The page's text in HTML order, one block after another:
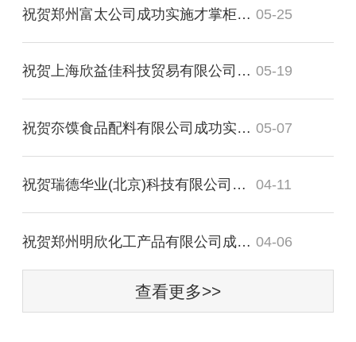
祝贺郑州富太公司成功实施才掌柜仓库管理软件！ 05-25
祝贺上海欣益佳科技贸易有限公司成功实施才掌柜仓库管理软件！ 05-19
祝贺夵馍食品配料有限公司成功实施才掌柜进销存管理软件！ 05-07
祝贺瑞德华业(北京)科技有限公司成功实施才掌柜库存管理软件！ 04-11
祝贺郑州明欣化工产品有限公司成功实施才掌柜进销存管理软件！ 04-06
查看更多>>